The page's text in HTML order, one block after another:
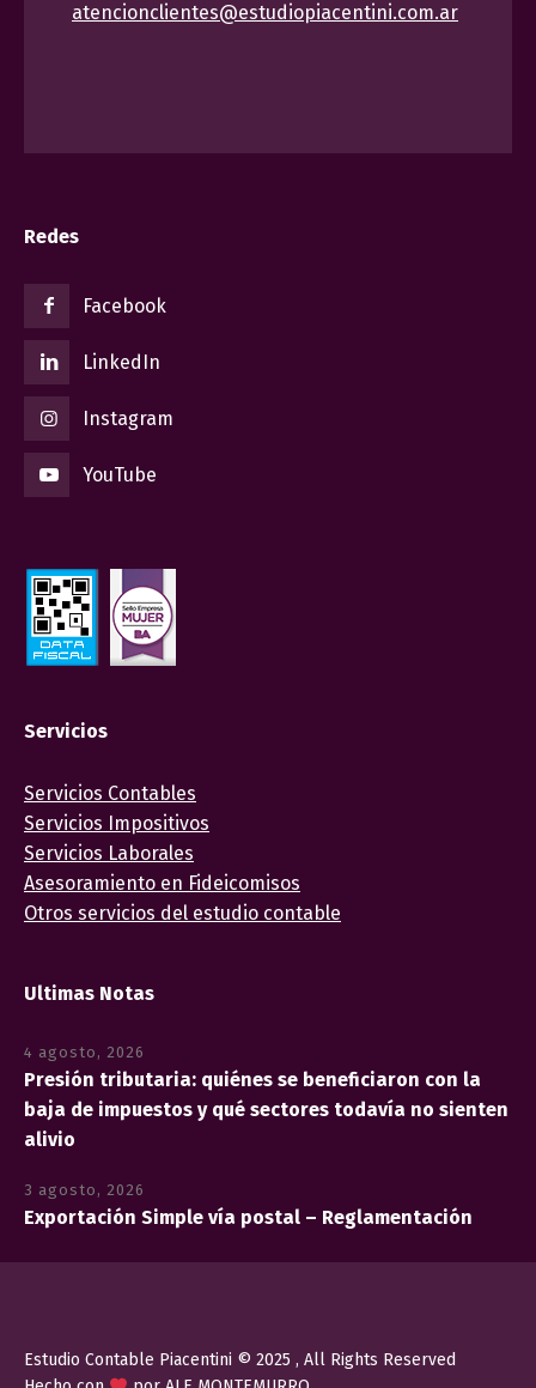
atencionclientes@estudiopiacentini.com.ar
Redes
Facebook
LinkedIn
Instagram
YouTube
Servicios
Servicios Contables
Servicios Impositivos
Servicios Laborales
Asesoramiento en Fideicomisos
Otros servicios del estudio contable
Ultimas Notas
4 agosto, 2026
Presión tributaria: quiénes se beneficiaron con la
baja de impuestos y qué sectores todavía no sienten
alivio
3 agosto, 2026
Exportación Simple vía postal – Reglamentación
Estudio Contable Piacentini © 2025 , All Rights Reserved